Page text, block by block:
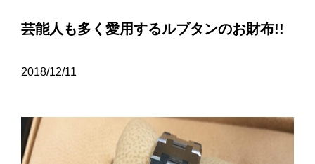
芸能人も多く愛用するルブタンのお財布!!
2018/12/11